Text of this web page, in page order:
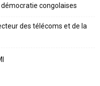
congolaises
des télécoms et de la